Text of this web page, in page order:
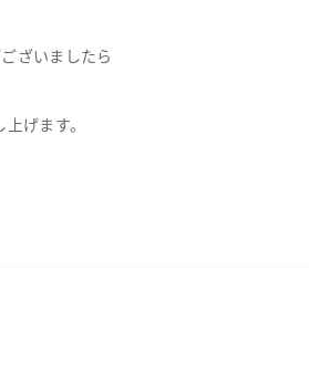
ざいましたら
げます。